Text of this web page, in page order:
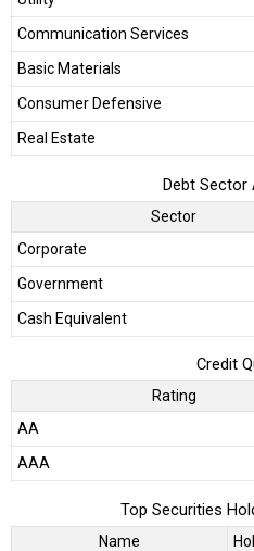
Communication Services
Basic Materials
Consumer Defensive
Real Estate
Debt Sector
Sector
Corporate
Government
Cash Equivalent
Credit
Rating
AA
AAA
Top Securities
Name